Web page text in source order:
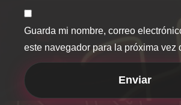
Guarda mi nombre, correo
este navegador para la próxima vez